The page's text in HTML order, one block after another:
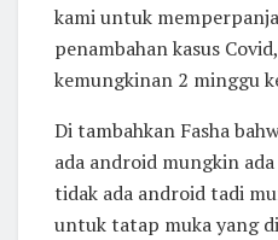
kami untuk
penambahan kasus
kemungkinan 2 minggu
Di tambahkan Fasha
ada android mungkin
tidak ada android tadi
untuk tatap muka yang